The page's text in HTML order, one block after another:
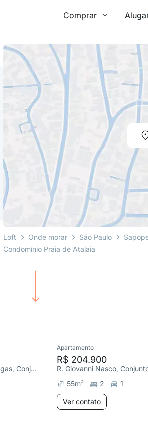
Comprar
Loft Onde morar São Paulo
Condomínio Praia de Atalaia
Av. Arquiteto Vilanova Artigas, Conjunto Habitacional Teotonio Vilela
Apartamento
R$ 204.900
55m² 2 1
Ver contato